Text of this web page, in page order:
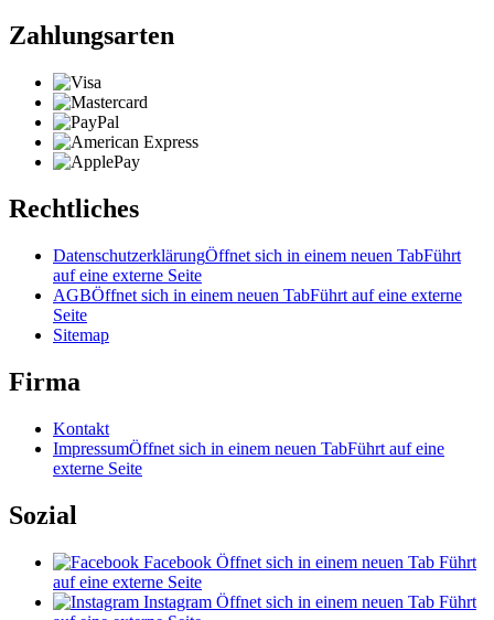
Zahlungsarten
Rechtliches
DatenschutzerklärungÖffnet sich in einem neuen TabFührt
auf eine externe Seite
AGBÖffnet sich in einem neuen TabFührt auf eine externe
Seite
Sitemap
Firma
Kontakt
ImpressumÖffnet sich in einem neuen TabFührt auf eine
externe Seite
Sozial
Facebook Öffnet sich in einem neuen Tab Führt
auf eine externe Seite
Instagram Öffnet sich in einem neuen Tab Führt